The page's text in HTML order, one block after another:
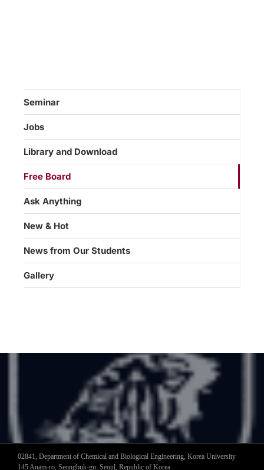
Seminar
Jobs
Library and Download
Free Board
Ask Anything
New & Hot
News from Our Students
Gallery
02841, Department of Chemical and Biological Engineering, Korea University
145 Anam-ro, Seongbuk-gu, Seoul, Republic of Korea